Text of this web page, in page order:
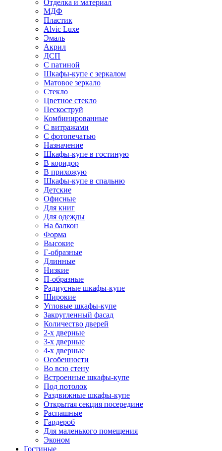
Отделка и материал
МДФ
Пластик
Alvic Luxe
Эмаль
Акрил
ДСП
С патиной
Шкафы-купе с зеркалом
Матовое зеркало
Стекло
Цветное стекло
Пескоструй
Комбинированные
С витражами
С фотопечатью
Назначение
Шкафы-купе в гостиную
В коридор
В прихожую
Шкафы-купе в спальню
Детские
Офисные
Для книг
Для одежды
На балкон
Форма
Высокие
Г-образные
Длинные
Низкие
П-образные
Радиусные шкафы-купе
Широкие
Угловые шкафы-купе
Закругленный фасад
Количество дверей
2-х дверные
3-х дверные
4-х дверные
Особенности
Во всю стену
Встроенные шкафы-купе
Под потолок
Раздвижные шкафы-купе
Открытая секция посередине
Распашные
Гардероб
Для маленького помещения
Эконом
Гостиные